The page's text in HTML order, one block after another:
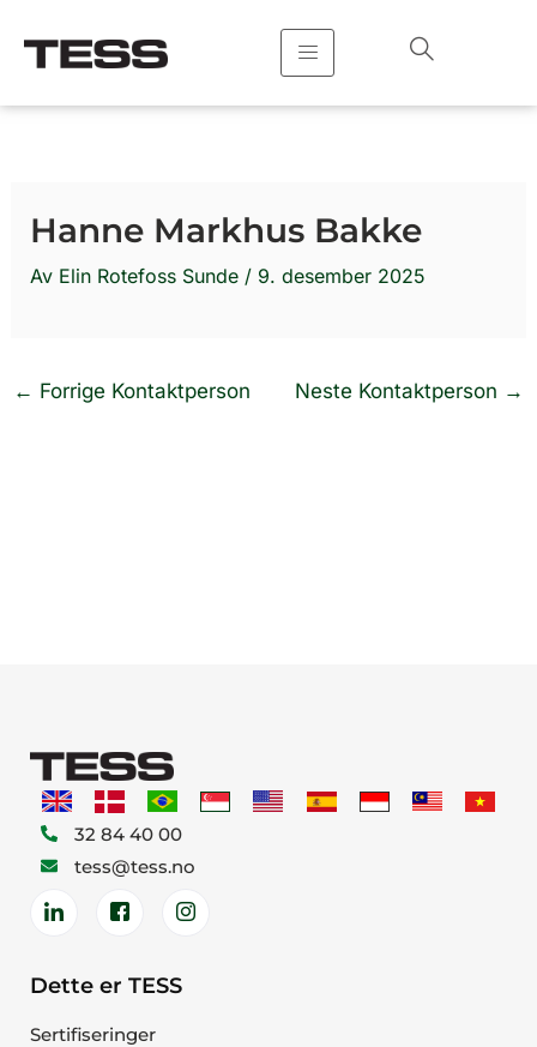
rett
Hanne Markhus Bakke
Av Elin Rotefoss Sunde / 9. desember 2025
← Forrige Kontaktperson Neste Kontaktperson →
32 84 40 00
tess@tess.no
Dette er TESS
Sertifiseringer